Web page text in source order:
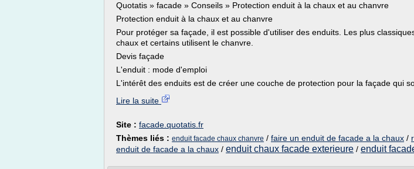
Quotatis » facade » Conseils » Protection enduit à la chaux et au chanvre
Protection enduit à la chaux et au chanvre
Pour protéger sa façade, il est possible d'utiliser des enduits. Les plus
chaux et certains utilisent le chanvre.
Devis façade
L'enduit : mode d'emploi
L'intérêt des enduits est de créer une couche de protection pour la façade qui
Lire la suite
Site : facade.quotatis.fr
Thèmes liés : enduit facade chaux chanvre / faire un enduit de facade a la chaux /
enduit de facade a la chaux / enduit chaux facade exterieure / enduit